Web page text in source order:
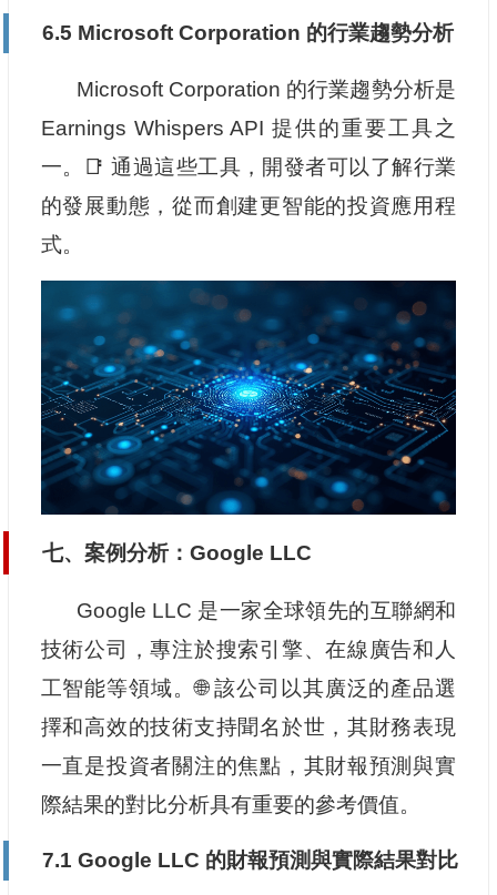
6.5 Microsoft Corporation 的行業趨勢分析
Microsoft Corporation 的行業趨勢分析是
Earnings Whispers API 提供的重要工具之
一。📑 通過這些工具，開發者可以了解行業
的發展動態，從而創建更智能的投資應用程
式。
七、案例分析：Google LLC
Google LLC 是一家全球領先的互聯網和
技術公司，專注於搜索引擎、在線廣告和人
工智能等領域。🌐 該公司以其廣泛的產品選
擇和高效的技術支持聞名於世，其財務表現
一直是投資者關注的焦點，其財報預測與實
際結果的對比分析具有重要的參考價值。
7.1 Google LLC 的財報預測與實際結果對比